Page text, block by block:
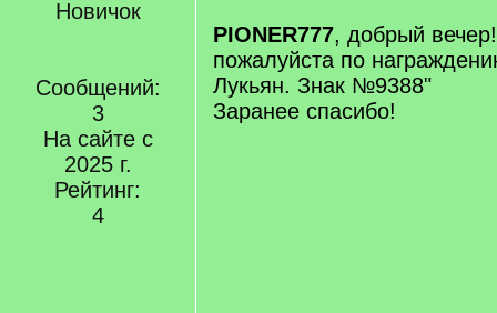
Новичок
Сообщений:
3
На сайте с
2025 г.
Рейтинг:
4
PIONER777, добрый
пожалуйста по
Лукьян. Знак №9388"
Заранее спасибо!